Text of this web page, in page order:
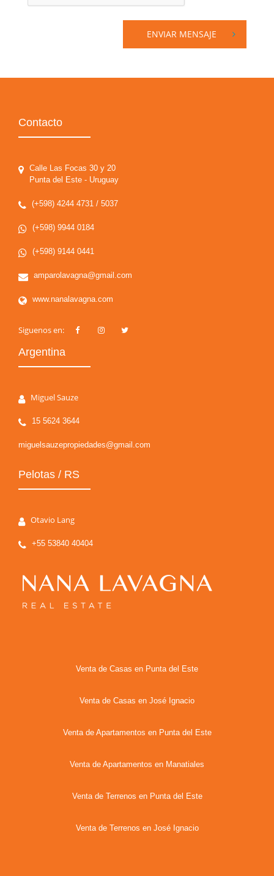
ENVIAR MENSAJE
Contacto
Calle Las Focas 30 y 20
Punta del Este - Uruguay
(+598) 4244 4731 / 5037
(+598) 9944 0184
(+598) 9144 0441
amparolavagna@gmail.com
www.nanalavagna.com
Siguenos en:
Argentina
Miguel Sauze
15 5624 3644
miguelsauzepropiedades@gmail.com
Pelotas / RS
Otavio Lang
+55 53840 40404
Venta de Casas en Punta del Este
Venta de Casas en José Ignacio
Venta de Apartamentos en Punta del Este
Venta de Apartamentos en Manatiales
Venta de Terrenos en Punta del Este
Venta de Terrenos en José Ignacio